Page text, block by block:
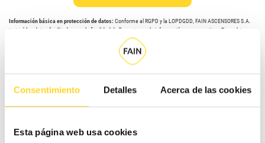
Consentimiento Detalles Acerca de las cookies
Esta página web usa cookies
Información básica en protección de datos:Conforme al RGPD y la LOPDGDD, FAIN ASCENSORES S.A.
tratará los datos facilitados con la finalidad de llamarte con la información que necesites. Para obtener
más información acerca del tratamiento de sus datos y ejercer sus derechos, visite nuestra